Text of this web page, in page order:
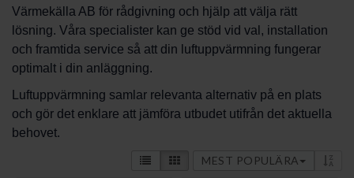
Värmekälla AB för rådgivning och hjälp att välja rätt
lösning. Våra specialister kan ge stöd vid val, installation
och framtida service så att din luftuppvärmning fungerar
optimalt i din anläggning.
Luftuppvärmning samlar relevanta alternativ på en plats
och gör det enklare att jämföra utbudet utifrån det aktuella
behovet.
MEST POPULÄRA